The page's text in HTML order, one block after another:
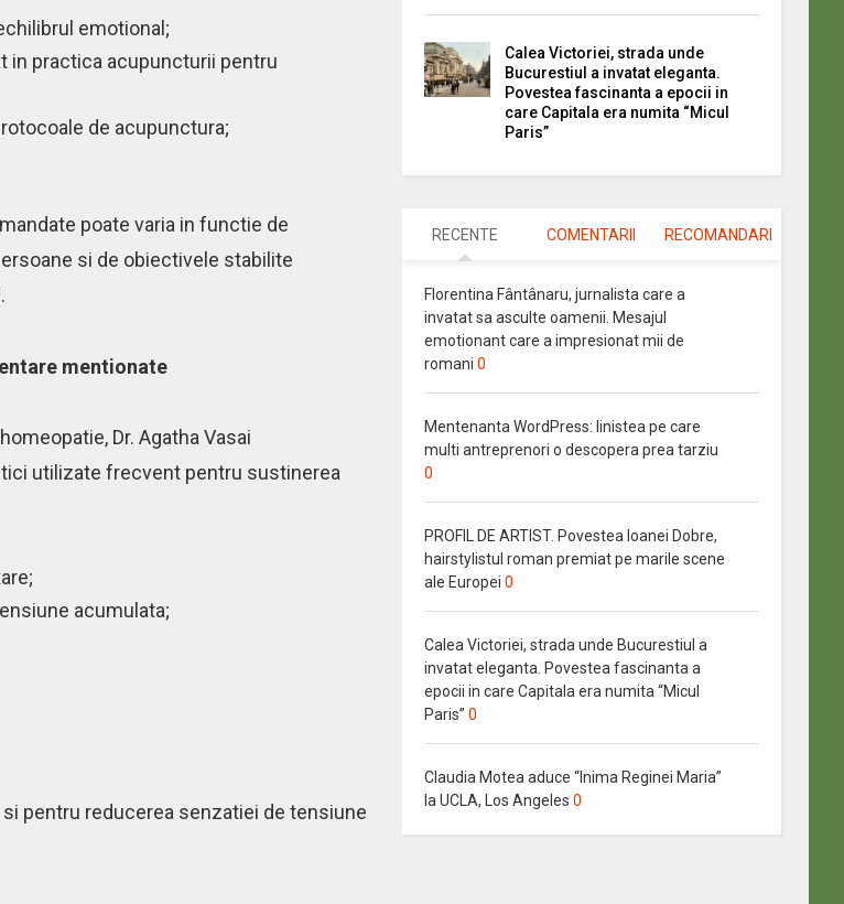
emotional;
in practica acupuncturii pentru
de acupunctura;
poate varia in functie de
si de obiectivele stabilite
mentionate
Dr. Agatha Vasai
utilizate frecvent pentru sustinerea
acumulata;
pentru reducerea senzatiei de tensiune
Calea Victoriei, strada unde
Bucurestiul a invatat eleganta.
Povestea fascinanta a epocii in
care Capitala era numita “Micul
Paris”
RECENTE COMENTARII RECOMANDARI
Florentina Fântânaru, jurnalista care a
invatat sa asculte oamenii. Mesajul
emotionant care a impresionat mii de
romani 0
Mentenanta WordPress: linistea pe care
multi antreprenori o descopera prea tarziu
0
PROFIL DE ARTIST. Povestea Ioanei Dobre,
hairstylistul roman premiat pe marile scene
ale Europei 0
Calea Victoriei, strada unde Bucurestiul a
invatat eleganta. Povestea fascinanta a
epocii in care Capitala era numita “Micul
Paris” 0
Claudia Motea aduce “Inima Reginei Maria”
la UCLA, Los Angeles 0